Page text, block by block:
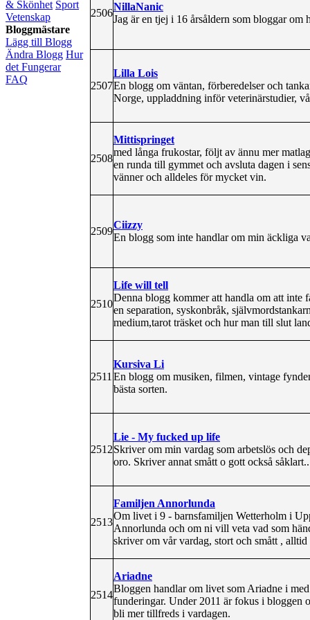
& Skönhet Sport
Vetenskap
Bloggmästare
Lägg till Blogg
Ändra Blogg Hur
det Fungerar
FAQ
2506
NillaNanic
Jag är en tjej i 16 årsåldern som bloggar om
2507
Lilla Lois
En blogg om väntan, förberedelser och
Norge, uppladdning inför veterinärstudier,
2508
Mittispringet
med långa frukostar, följt av ännu mer
en runda till gymmet och avsluta dagen i
vänner och alldeles för mycket vin.
2509
Ciizzy
En blogg som inte handlar om min äckliga
2510
Life will tell
Denna blogg kommer att handla om att inte
en separation, syskonbråk,
medium,tarot träsket och hur man till slut
2511
Kursiva Li
En blogg om musiken, filmen, vintage
bästa sorten.
2512
Lie - My fucked up life
Skriver om min vardag som arbetslös och
oro. Skriver annat smått o gott också såklart..
2513
Familjen Annorlunda
Om livet i 9 - barnsfamiljen Wetterholm i
Annorlunda och om ni vill veta vad som
skriver om vår vardag, stort och smått ,
2514
Ariadne
Bloggen handlar om livet som Ariadne i
funderingar. Under 2011 är fokus i bloggen
bli mer tillfreds i vardagen.